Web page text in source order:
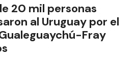
20 mil personas
al Uruguay por el
Fray